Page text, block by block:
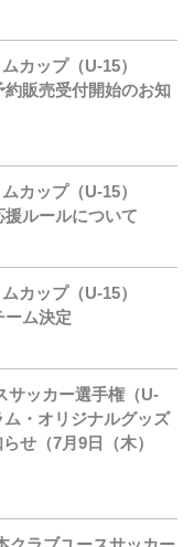
カップ（U-15）
販売受付開始のお知
カップ（U-15）
ルールについて
カップ（U-15）
ム決定
サッカー選手権（U-
・オリジナルグッズ
せ（7月9日（木）